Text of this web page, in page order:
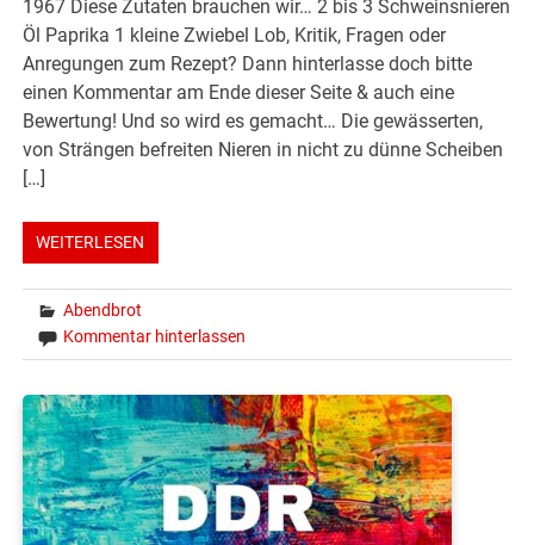
1967 Diese Zutaten brauchen wir… 2 bis 3 Schweinsnieren
Öl Paprika 1 kleine Zwiebel Lob, Kritik, Fragen oder
Anregungen zum Rezept? Dann hinterlasse doch bitte
einen Kommentar am Ende dieser Seite & auch eine
Bewertung! Und so wird es gemacht… Die gewässerten,
von Strängen befreiten Nieren in nicht zu dünne Scheiben
[…]
WEITERLESEN
Abendbrot
Kommentar hinterlassen